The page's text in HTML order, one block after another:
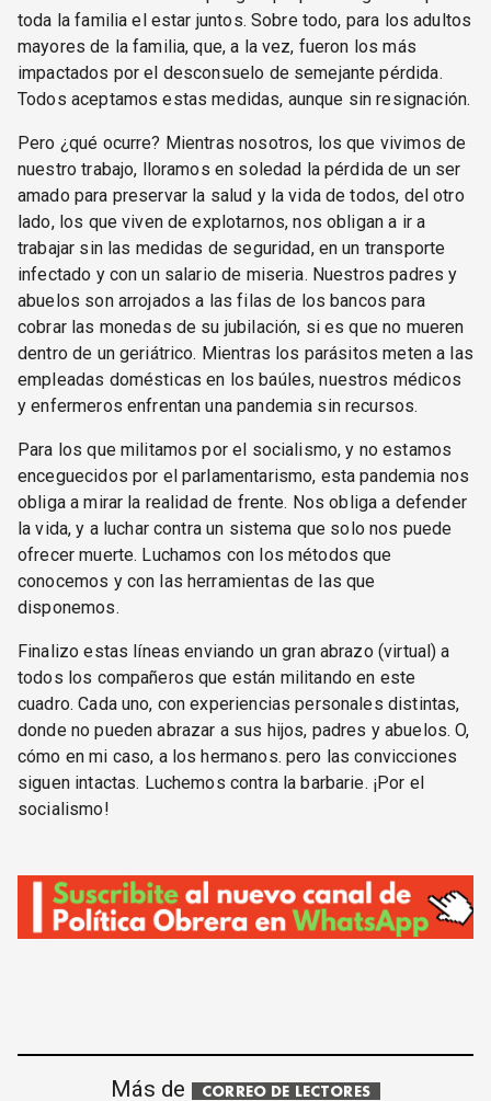
toda la familia el estar juntos. Sobre todo, para los adultos
mayores de la familia, que, a la vez, fueron los más
impactados por el desconsuelo de semejante pérdida.
Todos aceptamos estas medidas, aunque sin resignación.
Pero ¿qué ocurre? Mientras nosotros, los que vivimos de
nuestro trabajo, lloramos en soledad la pérdida de un ser
amado para preservar la salud y la vida de todos, del otro
lado, los que viven de explotarnos, nos obligan a ir a
trabajar sin las medidas de seguridad, en un transporte
infectado y con un salario de miseria. Nuestros padres y
abuelos son arrojados a las filas de los bancos para
cobrar las monedas de su jubilación, si es que no mueren
dentro de un geriátrico. Mientras los parásitos meten a las
empleadas domésticas en los baúles, nuestros médicos
y enfermeros enfrentan una pandemia sin recursos.
Para los que militamos por el socialismo, y no estamos
enceguecidos por el parlamentarismo, esta pandemia nos
obliga a mirar la realidad de frente. Nos obliga a defender
la vida, y a luchar contra un sistema que solo nos puede
ofrecer muerte. Luchamos con los métodos que
conocemos y con las herramientas de las que
disponemos.
Finalizo estas líneas enviando un gran abrazo (virtual) a
todos los compañeros que están militando en este
cuadro. Cada uno, con experiencias personales distintas,
donde no pueden abrazar a sus hijos, padres y abuelos. O,
cómo en mi caso, a los hermanos. pero las convicciones
siguen intactas. Luchemos contra la barbarie. ¡Por el
socialismo!
Más de CORREO DE LECTORES